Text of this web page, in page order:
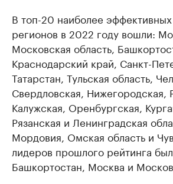
В топ-20 наиболее
регионов в 2022 году вошли:
Московская область,
Краснодарский край, Санкт-
Татарстан, Тульская область,
Свердловская, Нижегородская,
Калужская, Оренбургская,
Рязанская и Ленинградская
Мордовия, Омская область и
лидеров прошлого рейтинга
Башкортостан, Москва и